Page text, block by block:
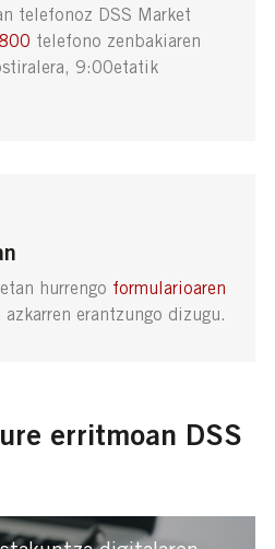
telefonoz DSS Market
telefono zenbakiaren
9:00etatik
hurrengo formularioaren
erantzungo dizugu.
erritmoan DSS